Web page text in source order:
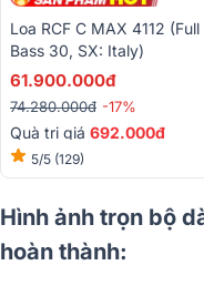
Loa RCF C MAX 4112 (full
Bass 30, SX: Italy)
61.900.000đ
74.280.000đ -17%
Quà trị giá 692.000đ
5/5 (129)
Hình ảnh trọn bộ
hoàn thành: